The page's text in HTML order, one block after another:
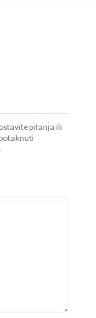
pitanja ili